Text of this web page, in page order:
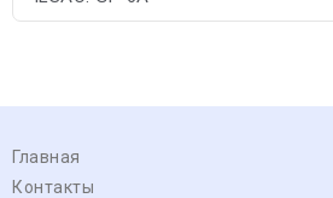
Главная
Контакты